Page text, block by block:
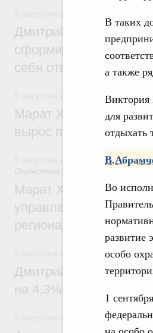
В таких
а также
Виктория
для
отдыхать
Во
развитие
особо
1
Дмитрий
сформировал целое
себя
Национальный
Марат Хуснуллин:
вырос почти на треть
Земельные
Оценочная деятельность
Марат Хуснуллин: По
управление
регионах
Внутренний и
Дмитрий Чернышенко:
на 4,3%, въездной – на
Оборот